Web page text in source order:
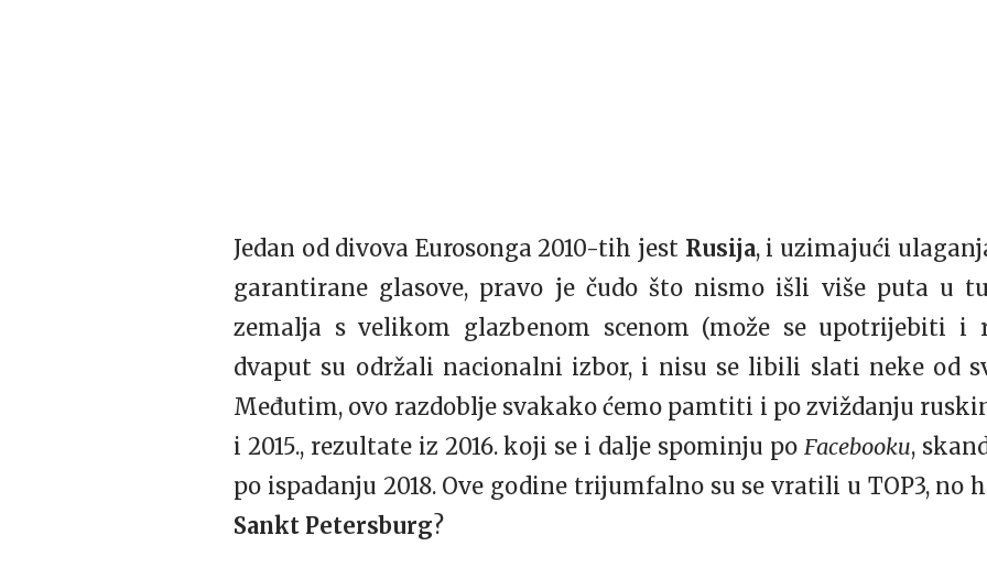
Jedan od divova Eurosonga 2010-tih jest Rusija, i uzimajući
garantirane glasove, pravo je čudo što nismo išli više puta u
zemalja s velikom glazbenom scenom (može se upotrijebiti i
dvaput su održali nacionalni izbor, i nisu se libili slati neke od
Međutim, ovo razdoblje svakako ćemo pamtiti i po zviždanju
i 2015., rezultate iz 2016. koji se i dalje spominju po Facebooku,
po ispadanju 2018. Ove godine trijumfalno su se vratili u TOP3, no
Sankt Petersburg?